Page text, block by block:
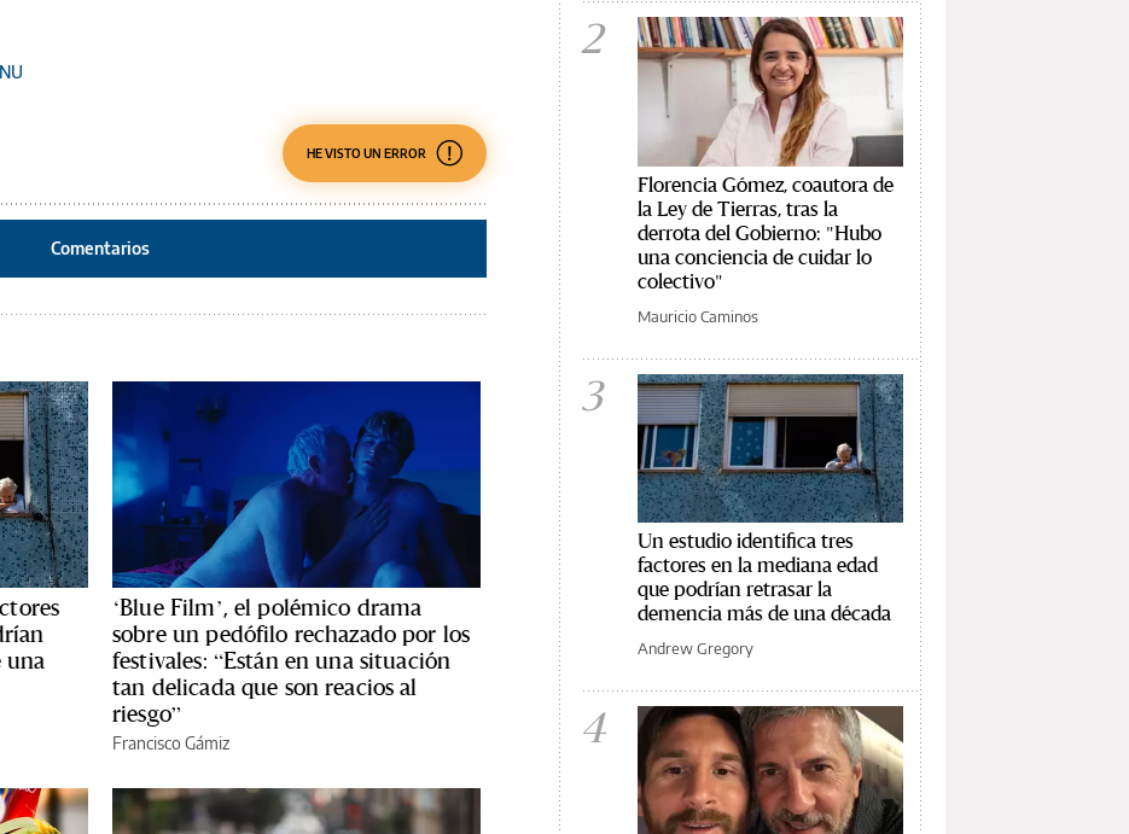
HE VISTO UN ERROR
Comentarios
una
‘Blue Film’, el polémico drama
sobre un pedófilo rechazado por los
festivales: “Están en una situación
tan delicada que son reacios al
riesgo”
Francisco Gámiz
2
Florencia Gómez, coautora de
la Ley de Tierras, tras la
derrota del Gobierno: "Hubo
una conciencia de cuidar lo
colectivo"
Mauricio Caminos
3
Un estudio identifica tres
factores en la mediana edad
que podrían retrasar la
demencia más de una década
Andrew Gregory
4